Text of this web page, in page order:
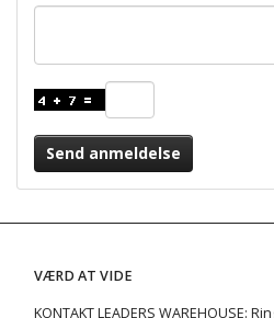
Send anmeldelse
VÆRD AT VIDE
KONTAKT LEADERS WAREHOUSE: